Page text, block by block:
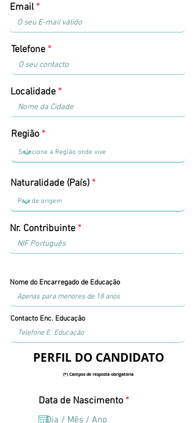
Email
Telefone
Localidade
Região
Naturalidade (País)
Nr. Contribuinte
Nome do Encarregado de Educação
Contacto Enc. Educação
PERFIL DO CANDIDATO
(*) Campos de resposta obrigatória
Data de Nascimento *r